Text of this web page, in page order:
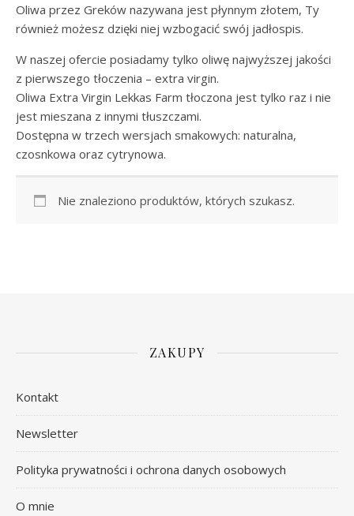
Oliwa przez Greków nazywana jest płynnym złotem, Ty
również możesz dzięki niej wzbogacić swój jadłospis.
W naszej ofercie posiadamy tylko oliwę najwyższej jakości
z pierwszego tłoczenia – extra virgin.
Oliwa Extra Virgin Lekkas Farm tłoczona jest tylko raz i nie
jest mieszana z innymi tłuszczami.
Dostępna w trzech wersjach smakowych: naturalna,
czosnkowa oraz cytrynowa.
Nie znaleziono produktów, których szukasz.
ZAKUPY
Kontakt
Newsletter
Polityka prywatności i ochrona danych osobowych
O mnie